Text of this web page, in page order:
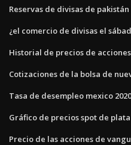
Reservas de divisas de
¿el comercio de divisas el
Historial de precios de
Cotizaciones de la bolsa de
Tasa de desempleo mexico 2020
Gráfico de precios spot de plata
Precio de las acciones de